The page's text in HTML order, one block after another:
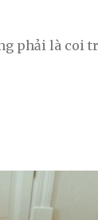
phải là coi